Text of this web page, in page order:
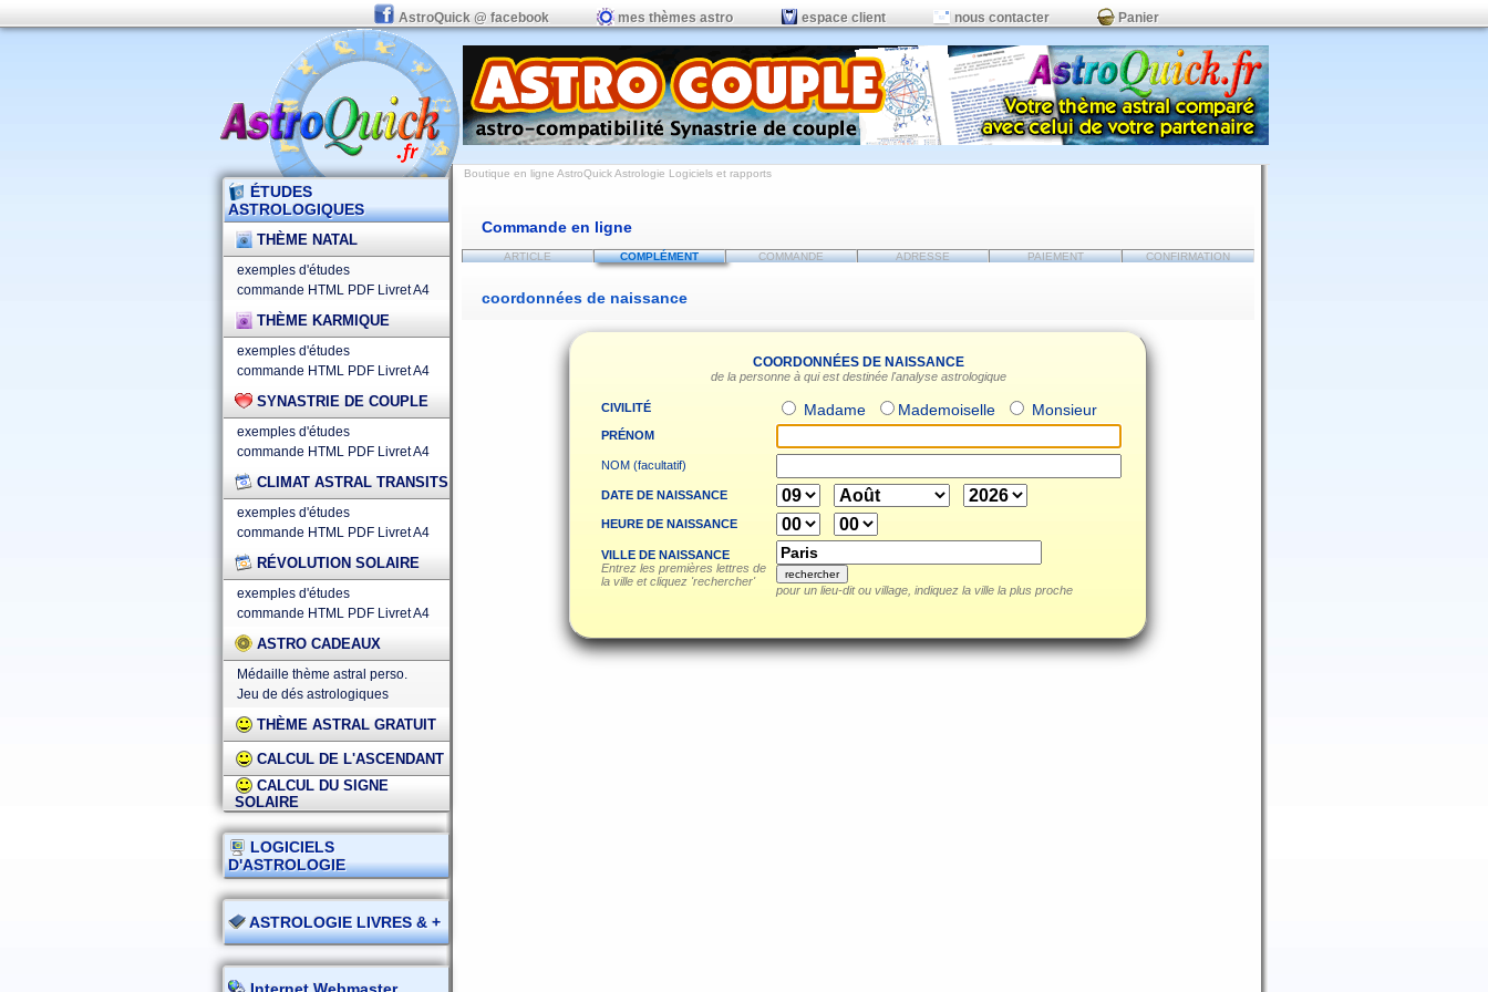
AstroQuick @ facebook mes thèmes astro espace client nous contacter Panier
ÉTUDES
ASTROLOGIQUES
THÈME NATAL
exemples d'études
commande HTML PDF Livret A4
THÈME KARMIQUE
exemples d'études
commande HTML PDF Livret A4
SYNASTRIE DE COUPLE
exemples d'études
commande HTML PDF Livret A4
CLIMAT ASTRAL TRANSITS
exemples d'études
commande HTML PDF Livret A4
RÉVOLUTION SOLAIRE
exemples d'études
commande HTML PDF Livret A4
ASTRO CADEAUX
Médaille thème astral perso.
Jeu de dés astrologiques
THÈME ASTRAL GRATUIT
CALCUL DE L'ASCENDANT
CALCUL DU SIGNE
SOLAIRE
LOGICIELS
D'ASTROLOGIE
ASTROLOGIE LIVRES & +
Boutique en ligne AstroQuick Astrologie Logiciels et rapports
Commande en ligne
ARTICLE COMPLÉMENT COMMANDE ADRESSE PAIEMENT CONFIRMATION
coordonnées de naissance
COORDONNÉES DE NAISSANCE
de la personne à qui est destinée l'analyse astrologique
CIVILITÉ Madame Mademoiselle Monsieur
PRÉNOM
NOM (facultatif)
DATE DE NAISSANCE
HEURE DE NAISSANCE
VILLE DE NAISSANCE
Entrez les premières lettres de
la ville et cliquez 'rechercher'
pour un lieu-dit ou village, indiquez la ville la plus proche